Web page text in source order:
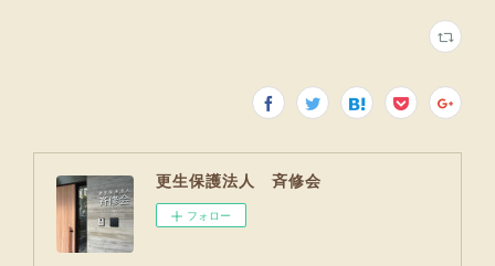
更生保護法人 斉修会
フォロー